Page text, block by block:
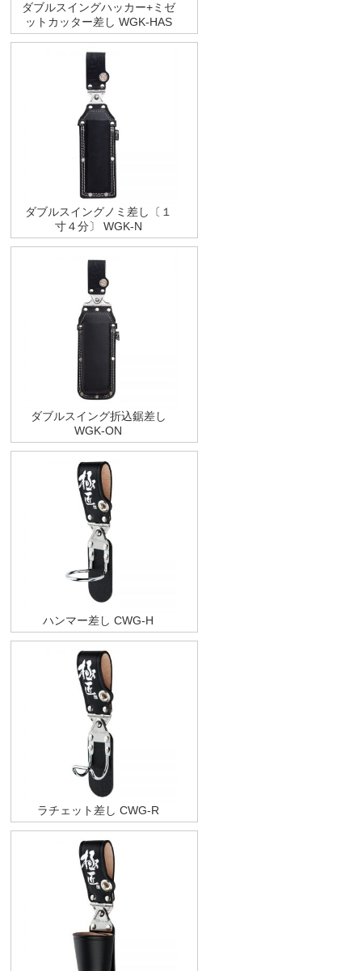
ダブルスイングハッカー+ミゼ
ットカッター差し WGK-HAS
ダブルスイングノミ差し〔１
寸４分〕 WGK-N
ダブルスイング折込鋸差し
WGK-ON
ハンマー差し CWG-H
ラチェット差し CWG-R